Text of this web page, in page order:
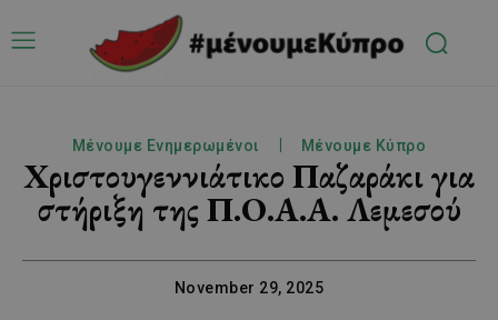
Μένουμε Ενημερωμένοι Μένουμε Κύπρο
Χριστουγεννιάτικο Παζαράκι για
στήριξη της Π.Ο.Α.Α. Λεμεσού
November 29, 2025